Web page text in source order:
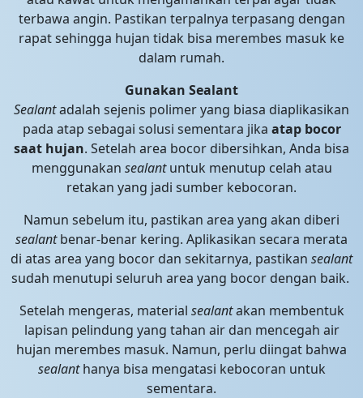
terbawa angin. Pastikan terpalnya terpasang dengan
rapat sehingga hujan tidak bisa merembes masuk ke
dalam rumah.
Gunakan Sealant
Sealantadalah sejenis polimer yang biasa diaplikasikan
pada atap sebagai solusi sementara jika atap bocor
saat hujan. Setelah area bocor dibersihkan, Anda bisa
menggunakan sealantuntuk menutup celah atau
retakan yang jadi sumber kebocoran.
Namun sebelum itu, pastikan area yang akan diberi
sealantbenar-benar kering. Aplikasikan secara merata
di atas area yang bocor dan sekitarnya, pastikan sealant
sudah menutupi seluruh area yang bocor dengan baik.
Setelah mengeras, material sealantakan membentuk
lapisan pelindung yang tahan air dan mencegah air
hujan merembes masuk. Namun, perlu diingat bahwa
sealanthanya bisa mengatasi kebocoran untuk
sementara.